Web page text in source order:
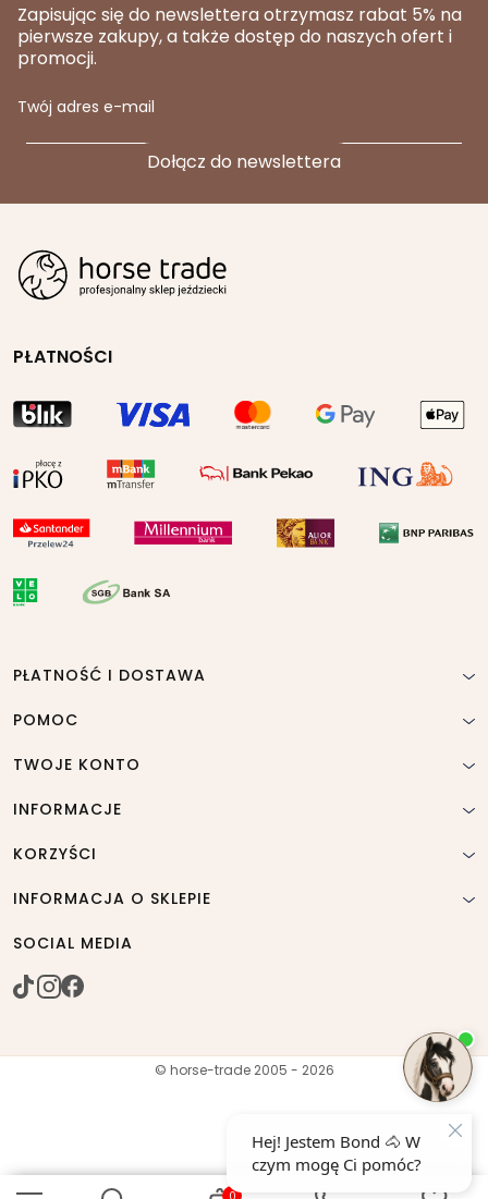
Zapisując się do newslettera otrzymasz rabat 5% na
pierwsze zakupy, a także dostęp do naszych ofert i
promocji.
Twój adres e-mail
PŁATNOŚCI
PŁATNOŚĆ I DOSTAWA
POMOC
TWOJE KONTO
INFORMACJE
KORZYŚCI
INFORMACJA O SKLEPIE
SOCIAL MEDIA
© horse-trade 2005 - 2026